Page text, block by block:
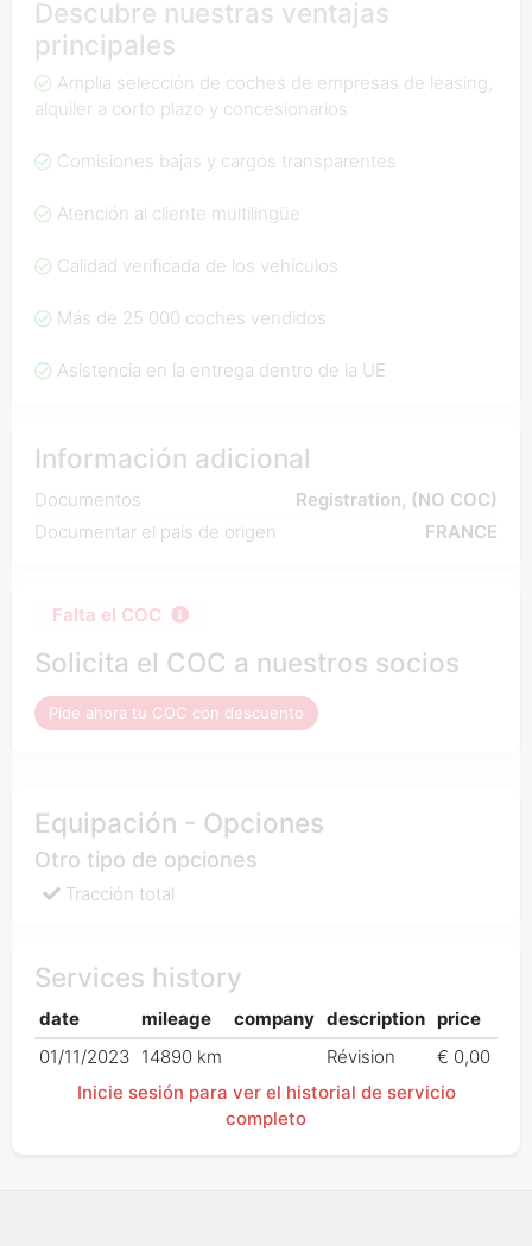
Descubre nuestras ventajas
principales
Amplia selección de coches de empresas de leasing,
alquiler a corto plazo y concesionarios
Comisiones bajas y cargos transparentes
Atención al cliente multilingüe
Calidad verificada de los vehículos
Más de 25 000 coches vendidos
Asistencia en la entrega dentro de la UE
Información adicional
Documentos
Registration, (NO COC)
Documentar el país de origen
FRANCE
Falta el COC
Solicita el COC a nuestros socios
Pide ahora tu COC con descuento
Equipación - Opciones
Otro tipo de opciones
Tracción total
Services history
date mileage company description price
01/11/2023 14890 km Révision
€ 0,00
Inicie sesión para ver el historial de servicio
completo